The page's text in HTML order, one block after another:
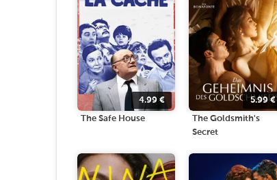
4.99€
The Safe House
5.99€
The Goldsmith's
Secret